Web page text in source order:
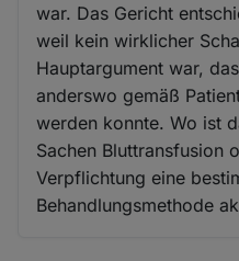
war. Das Gericht
weil kein wirklicher
Hauptargument war,
anderswo gemäß
werden konnte. Wo ist
Sachen Bluttransfusion
Verpflichtung eine
Behandlungsmethode